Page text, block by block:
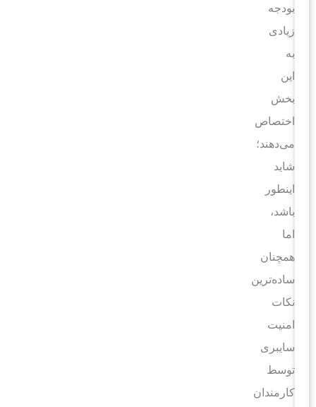
بودجه
زیادی
بخش
اختصاص
می‌دهند؛
شاید
اینطور
باشد،
همچنان
ساده‌ترین
نکات
امنیت
سایبری
توسط
کارمندان